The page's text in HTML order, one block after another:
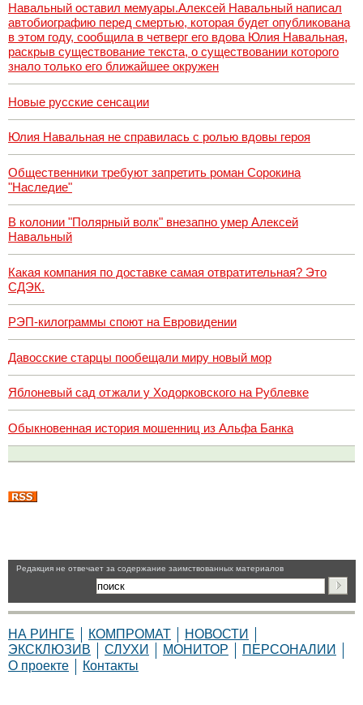
Навальный оставил мемуары.Алексей Навальный написал
автобиографию перед смертью, которая будет опубликована
в этом году, сообщила в четверг его вдова Юлия Навальная,
раскрыв существование текста, о существовании которого
знало только его ближайшее окружен
Новые русские сенсации
Юлия Навальная не справилась с ролью вдовы героя
Общественники требуют запретить роман Сорокина
"Наследие"
В колонии "Полярный волк" внезапно умер Алексей
Навальный
Какая компания по доставке самая отвратительная? Это
СДЭК.
РЭП-килограммы споют на Евровидении
Давосские старцы пообещали миру новый мор
Яблоневый сад отжали у Ходорковского на Рублевке
Обыкновенная история мошенниц из Альфа Банка
Pедакция не отвечает за содержание заимствованных материалов
НА РИНГЕ КОМПРОМАТ
НОВОСТИ
ЭКСКЛЮЗИВ
СЛУХИ МОНИТОР
ПЕРСОНАЛИИ
О проекте
Контакты